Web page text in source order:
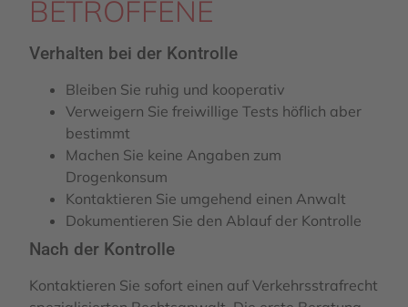
BETROFFENE
Verhalten bei der Kontrolle
Bleiben Sie ruhig und kooperativ
Verweigern Sie freiwillige Tests höflich aber
bestimmt
Machen Sie keine Angaben zum
Drogenkonsum
Kontaktieren Sie umgehend einen Anwalt
Dokumentieren Sie den Ablauf der Kontrolle
Nach der Kontrolle
Kontaktieren Sie sofort einen auf Verkehrsstrafrecht